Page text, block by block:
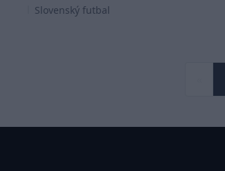
Slovenský futbal